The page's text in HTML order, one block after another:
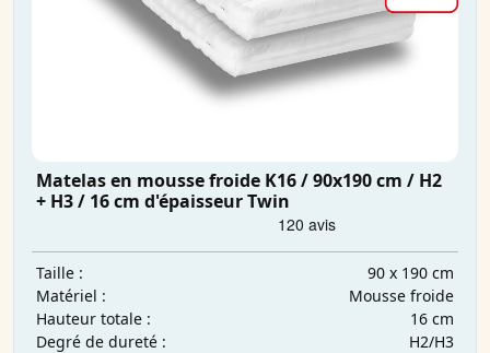
Matelas en mousse froide K16 / 90x190 cm / H2
+ H3 / 16 cm d'épaisseur Twin
Taille :
90 x 190 cm
Matériel :
Mousse froide
Hauteur totale :
16 cm
Degré de dureté :
H2/H3